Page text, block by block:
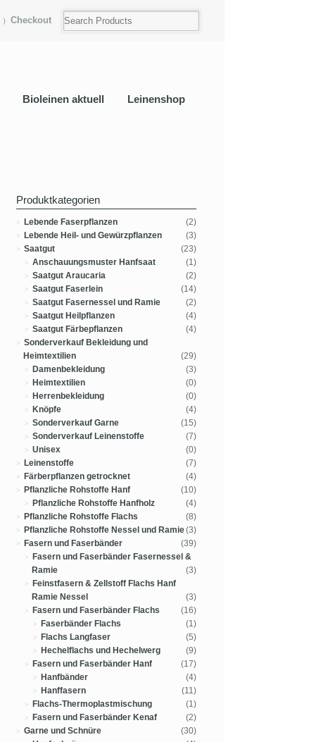
Checkout
Bioleinen aktuell Leinenshop
Produktkategorien
Lebende Faserpflanzen
(2)
Lebende Heil- und Gewürzpflanzen
(3)
Saatgut
(23)
Anschauungsmuster Hanfsaat
(1)
Saatgut Araucaria
(2)
Saatgut Faserlein
(14)
Saatgut Fasernessel und Ramie
(2)
Saatgut Heilpflanzen
(4)
Saatgut Färbepflanzen
(4)
Sonderverkauf Bekleidung und
Heimtextilien
(29)
Damenbekleidung
(3)
Heimtextilien
(0)
Herrenbekleidung
(0)
Knöpfe
(4)
Sonderverkauf Garne
(15)
Sonderverkauf Leinenstoffe
(7)
Unisex
(0)
Leinenstoffe
(7)
Färberpflanzen getrocknet
(4)
Pflanzliche Rohstoffe Hanf
(10)
Pflanzliche Rohstoffe Hanfholz
(4)
Pflanzliche Rohstoffe Flachs
(8)
Pflanzliche Rohstoffe Nessel und Ramie(3)
Fasern und Faserbänder
(39)
Fasern und Faserbänder Fasernessel &
Ramie
(3)
Feinstfasern & Zellstoff Flachs Hanf
Ramie Nessel
(3)
Fasern und Faserbänder Flachs
(16)
Faserbänder Flachs
(1)
Flachs Langfaser
(5)
Hechelflachs und Hechelwerg
(9)
Fasern und Faserbänder Hanf
(17)
Hanfbänder
(4)
Hanffasern
(11)
Flachs-Thermoplastmischung
(1)
Fasern und Faserbänder Kenaf
(2)
Garne und Schnüre
(30)